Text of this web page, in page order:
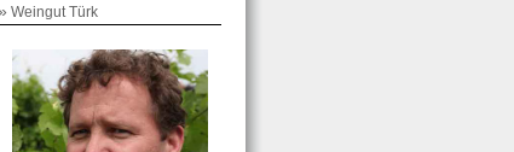
Weingut Türk